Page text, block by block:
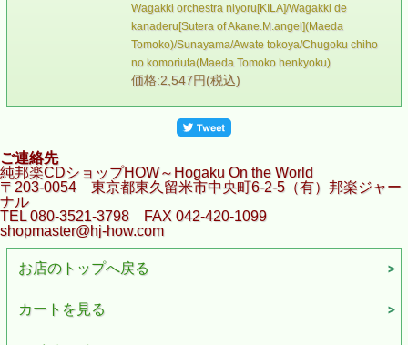
Wagakki orchestra niyoru[KILA]/Wagakki de
kanaderu[Sutera of Akane.M.angel](Maeda
Tomoko)/Sunayama/Awate tokoya/Chugoku chiho
no komoriuta(Maeda Tomoko henkyoku)
価格:2,547円(税込)
ご連絡先
純邦楽CDショップHOW～Hogaku On the World
〒203-0054 東京都東久留米市中央町6-2-5（有）邦楽ジャー
ナル
TEL 080-3521-3798 FAX 042-420-1099
shopmaster@hj-how.com
お店のトップへ戻る
カートを見る